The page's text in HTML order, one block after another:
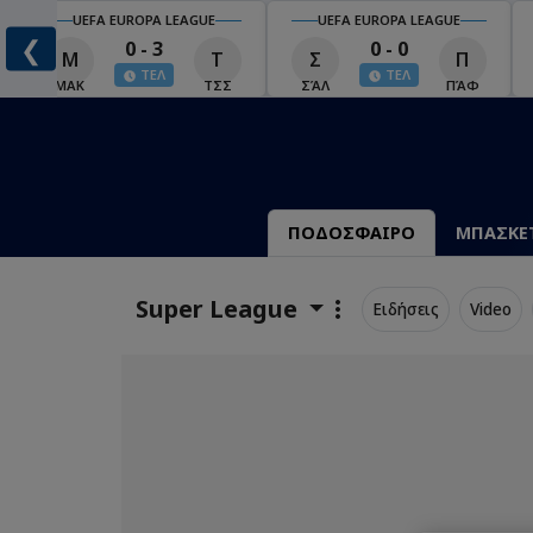
❮
UEFA EUROPA LEAGUE
Μ
ΜΑΚ
0 - 3
ΤΕΛ
Τ
ΤΣΣ
UEFA EUROPA LEAGUE
Σ
ΣΆΛ
0 - 0
ΤΕΛ
Π
ΠΆΦ
ΠΟΔΟΣΦΑΙΡΟ
Super League Ειδήσεις Video